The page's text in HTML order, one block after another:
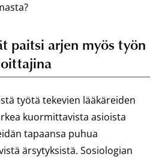
paitsi arjen myös työn
työtä tekevien lääkäreiden
kuormittavista asioista
tapaansa puhua
ärsytyksistä. Sosiologian